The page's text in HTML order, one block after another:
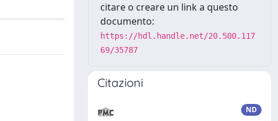
citare o creare un link a questo
documento:
https://hdl.handle.net/20.500.117
69/35787
Citazioni
ND